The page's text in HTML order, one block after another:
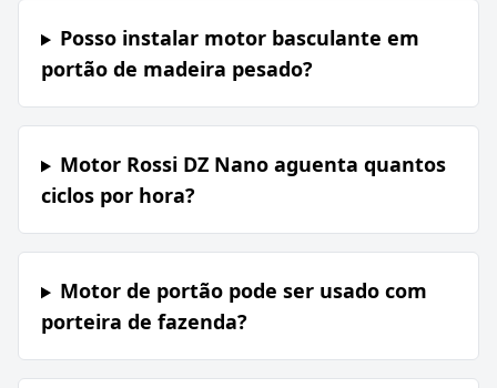
Posso instalar motor basculante em
portão de madeira pesado?
Motor Rossi DZ Nano aguenta quantos
ciclos por hora?
Motor de portão pode ser usado com
porteira de fazenda?